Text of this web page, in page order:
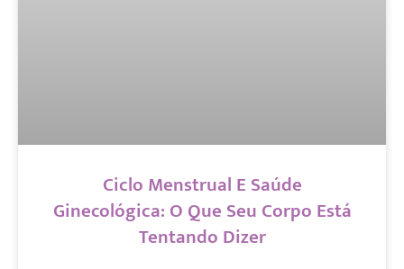
Ciclo Menstrual E Saúde
Ginecológica: O Que Seu Corpo Está
Tentando Dizer